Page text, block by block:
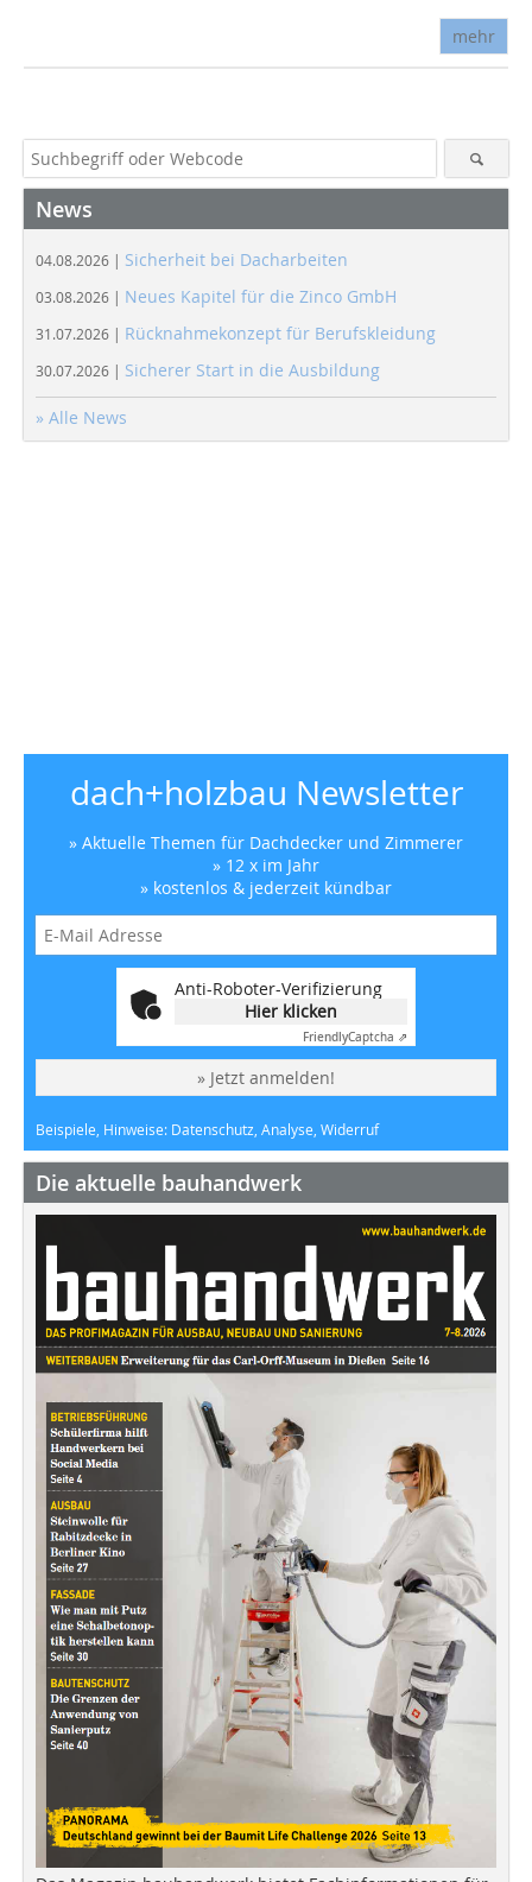
mehr
News
04.08.2026 | Sicherheit bei Dacharbeiten
03.08.2026 | Neues Kapitel für die Zinco GmbH
31.07.2026 | Rücknahmekonzept für Berufskleidung
30.07.2026 | Sicherer Start in die Ausbildung
» Alle News
dach+holzbau Newsletter
» Aktuelle Themen für Dachdecker und Zimmerer
» 12 x im Jahr
» kostenlos & jederzeit kündbar
Anti-Roboter-Verifizierung
Hier klicken
FriendlyCaptcha ⇗
» Jetzt anmelden!
Beispiele, Hinweise: Datenschutz, Analyse, Widerruf
Die aktuelle bauhandwerk